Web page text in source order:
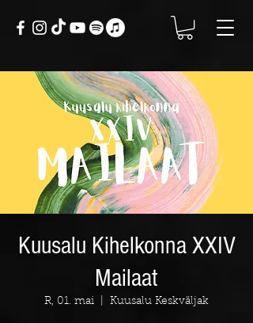
Kuusalu Kihelkonna XXIV
Mailaat
R, 01. mai Kuusalu Keskväljak